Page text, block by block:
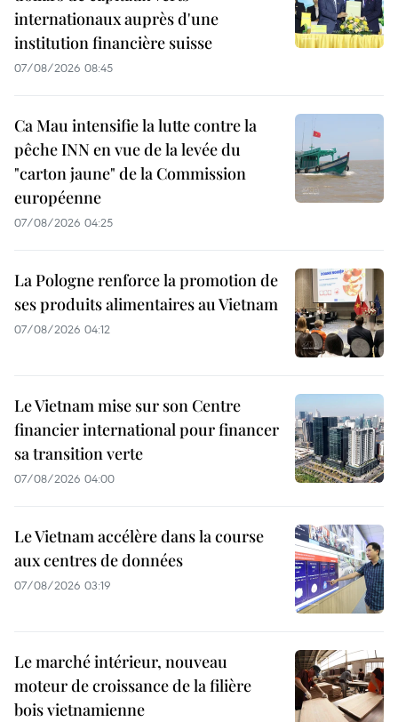
internationaux auprès d'une
institution financière suisse
07/08/2026 08:45
Ca Mau intensifie la lutte contre la
pêche INN en vue de la levée du
"carton jaune" de la Commission
européenne
07/08/2026 04:25
La Pologne renforce la promotion de
ses produits alimentaires au Vietnam
07/08/2026 04:12
Le Vietnam mise sur son Centre
financier international pour financer
sa transition verte
07/08/2026 04:00
Le Vietnam accélère dans la course
aux centres de données
07/08/2026 03:19
Le marché intérieur, nouveau
moteur de croissance de la filière
bois vietnamienne